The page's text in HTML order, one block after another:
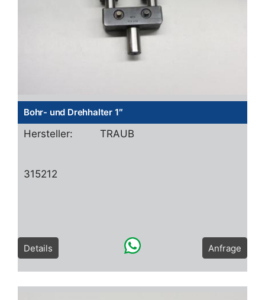
Bohr- und Drehhalter 1″
Hersteller: TRAUB
315212
Details Anfrage